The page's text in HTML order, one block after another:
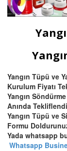
Yangın Tüpü ve
Kurulum Fiyatı
Yangın
Anında
Yangın Tüpü ve
Formu
Yada whatsapp
Whatsapp